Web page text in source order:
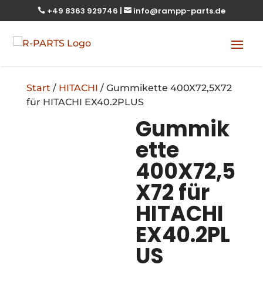
 +49 8363 929746 |  info@rampp-parts.de
Start / HITACHI / Gummikette 400X72,5X72
für HITACHI EX40.2PLUS
Gummik
ette
400X72,5
X72 für
HITACHI
EX40.2PL
US